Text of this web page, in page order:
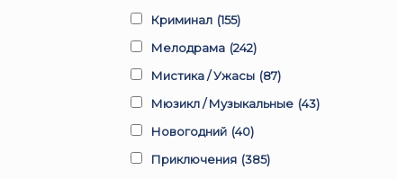
Криминал (155)
Мелодрама (242)
Мистика / Ужасы (87)
Мюзикл / Музыкальные (43)
Новогодний (40)
Приключения (385)